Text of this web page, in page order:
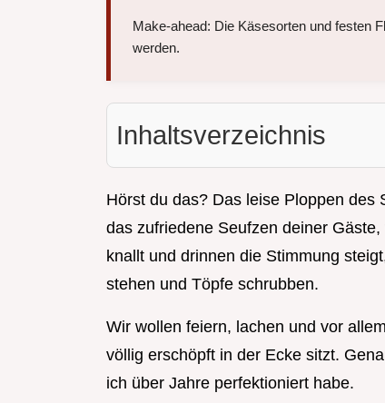
Make-ahead: Die Käsesorten und festen
werden.
Inhaltsverzeichnis
Hörst du das? Das leise Ploppen des
das zufriedene Seufzen deiner
knallt und drinnen die Stimmung
stehen und Töpfe schrubben.
Wir wollen feiern, lachen und vor
völlig erschöpft in der Ecke sitzt.
ich über Jahre perfektioniert habe.